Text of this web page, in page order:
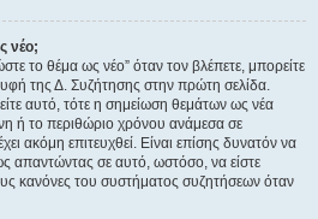
νέο;
το θέμα ως νέο” όταν τον βλέπετε, μπορείτε
της Δ. Συζήτησης στην πρώτη σελίδα.
αυτό, τότε η σημείωση θεμάτων ως νέα
ή το περιθώριο χρόνου ανάμεσα σε
ακόμη επιτευχθεί. Είναι επίσης δυνατόν να
απαντώντας σε αυτό, ωστόσο, να είστε
κανόνες του συστήματος συζητήσεων όταν